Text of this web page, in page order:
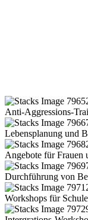
Anti-Aggressions-
Lebensplanung und
Angebote für Frauen
Durchführung von
Workshops für